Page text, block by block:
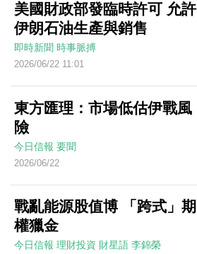
美國財政部發臨時許可 允許
伊朗石油生產與銷售
即時新聞 時事脈搏
2026/06/22 11:01
東方匯理：市場低估伊戰風
險
今日信報 要聞
2026/06/22
戰亂能源股值博 「跨式」期
權獵金
今日信報 理財投資 財星語 李錦榮